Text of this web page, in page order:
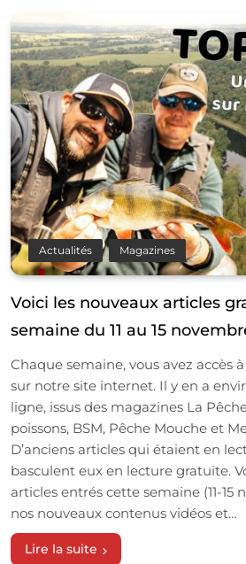
Actualités Magazines
Voici les nouveaux articles
semaine du 11 au 15
Chaque semaine, vous avez accès
sur notre site internet. Il y en a
ligne, issus des magazines La
poissons, BSM, Pêche Mouche et
D’anciens articles qui étaient en
basculent eux en lecture gratuite.
articles entrés cette semaine (11-15
nos nouveaux contenus vidéos et…
Lire la suite